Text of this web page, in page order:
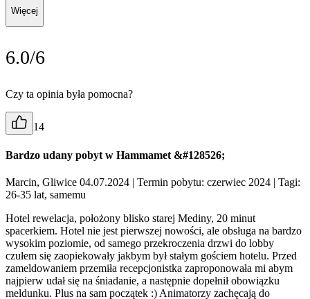
Więcej
6.0/6
Czy ta opinia była pomocna?
14
Bardzo udany pobyt w Hammamet &#128526;
Marcin, Gliwice 04.07.2024 | Termin pobytu: czerwiec 2024 | Tagi:
26-35 lat, samemu
Hotel rewelacja, położony blisko starej Mediny, 20 minut
spacerkiem. Hotel nie jest pierwszej nowości, ale obsługa na bardzo
wysokim poziomie, od samego przekroczenia drzwi do lobby
czułem się zaopiekowały jakbym był stałym gościem hotelu. Przed
zameldowaniem przemiła recepcjonistka zaproponowała mi abym
najpierw udał się na śniadanie, a następnie dopełnił obowiązku
meldunku. Plus na sam początek :) Animatorzy zachęcają do